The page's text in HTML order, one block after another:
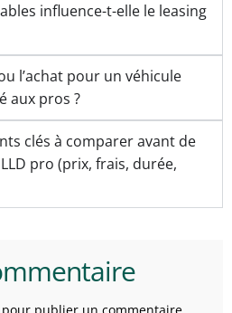
influence-t-elle le leasing
l’achat pour un véhicule
aux pros ?
clés à comparer avant de
pro (prix, frais, durée,